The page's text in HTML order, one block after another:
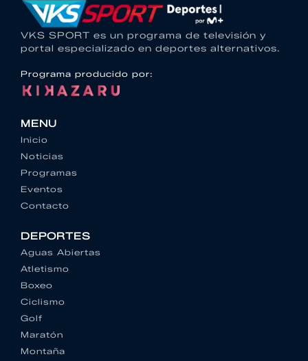
VKS SPORT es un programa de televisión y
portal especializado en deportes alternativos.
Programa producido por:
MENU
Inicio
Noticias
Programas
Eventos
Contacto
DEPORTES
Aguas Abiertas
Atletismo
Boxeo
Ciclismo
Golf
Maratón
Montaña